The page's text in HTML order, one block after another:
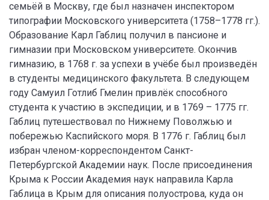
семьёй в Москву, где был назначен инспектором
типографии Московского университета (1758–1778 гг.).
Образование Карл Габлиц получил в пансионе и
гимназии при Московском университете. Окончив
гимназию, в 1768 г. за успехи в учёбе был произведён
в студенты медицинского факультета. В следующем
году Самуил Готлиб Гмелин привлёк способного
студента к участию в экспедиции, и в 1769 – 1775 гг.
Габлиц путешествовал по Нижнему Поволжью и
побережью Каспийского моря. В 1776 г. Габлиц был
избран членом-корреспондентом Санкт-
Петербургской Академии наук. После присоединения
Крыма к России Академия наук направила Карла
Габлица в Крым для описания полуострова, куда он